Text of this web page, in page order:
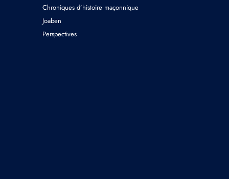
Chroniques d’histoire maçonnique
Joaben
Perspectives